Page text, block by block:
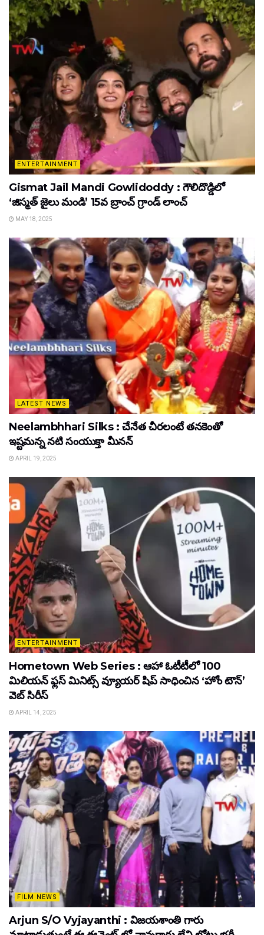
ENTERTAINMENT
Gismat Jail Mandi Gowlidoddy : గౌలిదొడ్డిలో
‘జిస్మత్ జైలు మండి’ 15వ బ్రాంచ్ గ్రాండ్ లాంచ్
MAY 18, 2025
LATEST NEWS
Neelambhhari Silks : చేనేత చీరలంటే తనకెంతో
ఇష్టమన్న నటి సంయుక్తా మీనన్‌
APRIL 19, 2025
ENTERTAINMENT
Hometown Web Series : ఆహా ఓటీటీలో 100
మిలియన్ ఫ్లస్ మినిట్స్ వ్యూయర్ షిప్ సాధించిన ‘హోం టౌన్’
వెబ్ సిరీస్
APRIL 14, 2025
FILM NEWS
Arjun S/O Vyjayanthi : విజయశాంతి గారు